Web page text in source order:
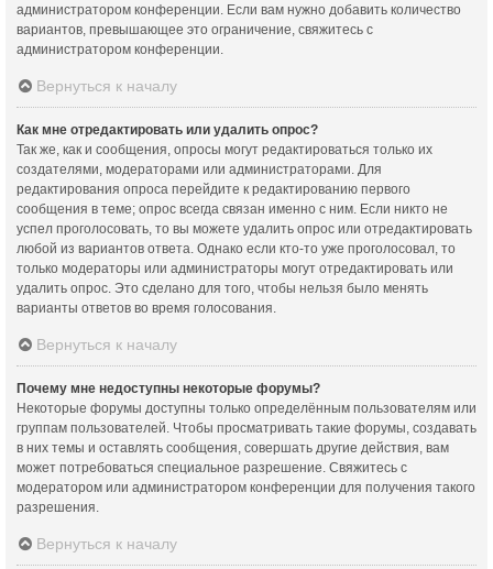
администратором конференции. Если вам нужно добавить количество
вариантов, превышающее это ограничение, свяжитесь с
администратором конференции.
Вернуться к началу
Как мне отредактировать или удалить опрос?
Так же, как и сообщения, опросы могут редактироваться только их
создателями, модераторами или администраторами. Для
редактирования опроса перейдите к редактированию первого
сообщения в теме; опрос всегда связан именно с ним. Если никто не
успел проголосовать, то вы можете удалить опрос или отредактировать
любой из вариантов ответа. Однако если кто-то уже проголосовал, то
только модераторы или администраторы могут отредактировать или
удалить опрос. Это сделано для того, чтобы нельзя было менять
варианты ответов во время голосования.
Вернуться к началу
Почему мне недоступны некоторые форумы?
Некоторые форумы доступны только определённым пользователям или
группам пользователей. Чтобы просматривать такие форумы, создавать
в них темы и оставлять сообщения, совершать другие действия, вам
может потребоваться специальное разрешение. Свяжитесь с
модератором или администратором конференции для получения такого
разрешения.
Вернуться к началу